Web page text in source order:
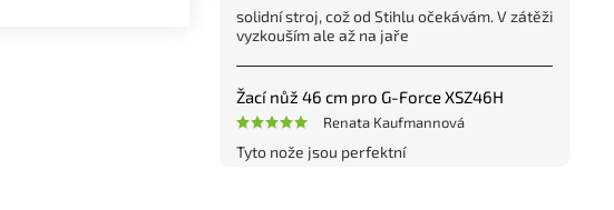
solidní stroj, což od Stihlu očekávám. V zátěži
vyzkouším ale až na jaře
Žací nůž 46 cm pro G-Force XSZ46H
Renata Kaufmannová
Tyto nože jsou perfektní